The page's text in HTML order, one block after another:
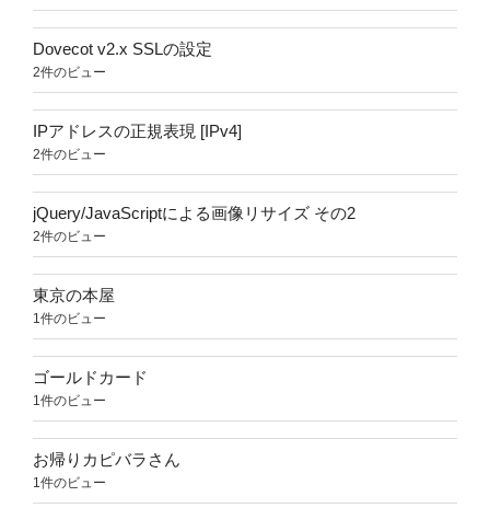
Dovecot v2.x SSLの設定
2件のビュー
IPアドレスの正規表現 [IPv4]
2件のビュー
jQuery/JavaScriptによる画像リサイズ その2
2件のビュー
東京の本屋
1件のビュー
ゴールドカード
1件のビュー
お帰りカピバラさん
1件のビュー